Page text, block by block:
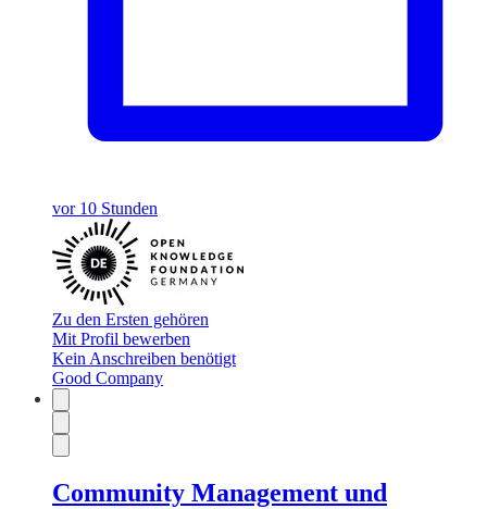
vor 10 Stunden
Zu den Ersten gehören
Mit Profil bewerben
Kein Anschreiben benötigt
Good Company
Community Management und